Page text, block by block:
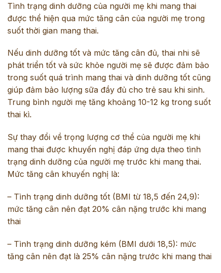
Tình trạng dinh dưỡng của người mẹ khi mang thai
được thể hiện qua mức tăng cân của người mẹ trong
suốt thời gian mang thai.
Nếu dinh dưỡng tốt và mức tăng cân đủ, thai nhi sẽ
phát triển tốt và sức khỏe người mẹ sẽ được đảm bảo
trong suốt quá trình mang thai và dinh dưỡng tốt cũng
giúp đảm bảo lượng sữa đầy đủ cho trẻ sau khi sinh.
Trung bình người mẹ tăng khoảng 10-12 kg trong suốt
thai kì.
Sự thay đổi về trọng lượng cơ thể của người mẹ khi
mang thai được khuyến nghị đáp ứng dựa theo tình
trạng dinh dưỡng của người mẹ trước khi mang thai.
Mức tăng cân khuyến nghị là:
– Tình trạng dinh dưỡng tốt (BMI từ 18,5 đến 24,9):
mức tăng cân nên đạt 20% cân nặng trước khi mang
thai
– Tình trạng dinh dưỡng kém (BMI dưới 18,5): mức
tăng cân nên đạt là 25% cân nặng trước khi mang thai